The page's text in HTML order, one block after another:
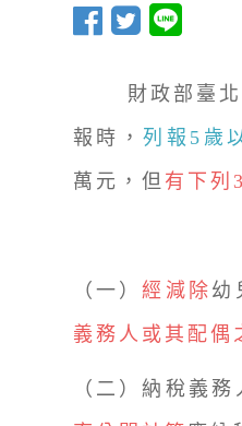
財政部臺北國
報時，列報5歲
萬元，但 有下列
（一）經減除 幼
義務人或其配偶
（二）納稅義